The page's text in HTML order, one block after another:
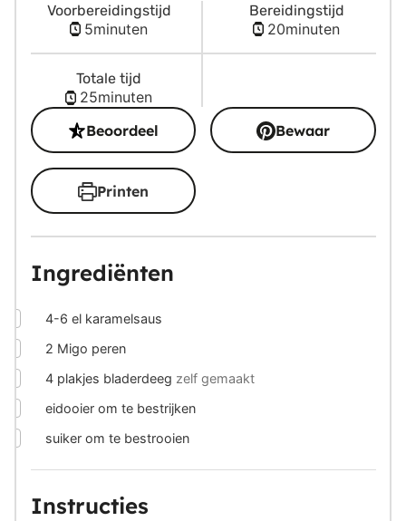
Voorbereidingstijd
5minuten
minuten
Bereidingstijd
20minuten
minuten
Totale tijd
25minuten
minuten
Beoordeel
Bewaar
Printen
Ingrediënten
4-6 el karamelsaus
2 Migo peren
4 plakjes bladerdeeg zelf gemaakt
eidooier om te bestrijken
suiker om te bestrooien
Instructies